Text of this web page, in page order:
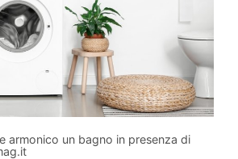
armonico un bagno in presenza di